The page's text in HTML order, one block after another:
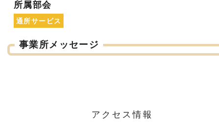
所属部会
通所サービス
事業所メッセージ
アクセス情報